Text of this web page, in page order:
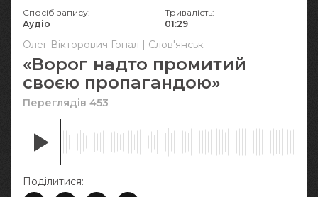
Олег Вікторович Гопал | Слов'янськ
«Ворог надто промитий
своєю пропагандою»
Переглядів 453
Поділитися:
Спосіб запису:
Аудіо
Тривалість:
01:29